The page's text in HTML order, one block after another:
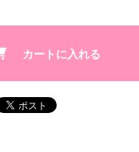
カートに入れる